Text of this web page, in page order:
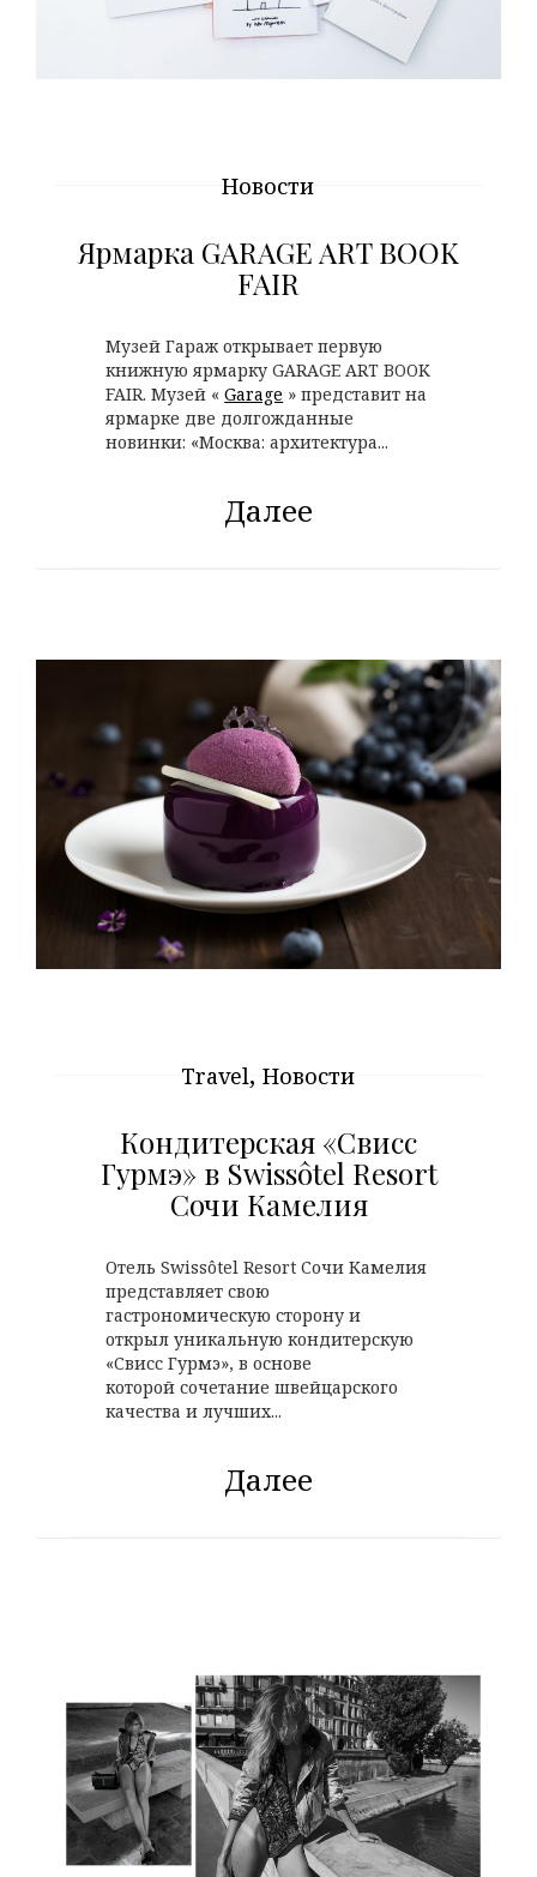
Новости
Ярмарка GARAGE ART BOOK
FAIR
Музей Гараж открывает первую
книжную ярмарку GARAGE ART BOOK
FAIR. Музей «Garage » представит на
ярмарке две долгожданные
новинки: «Москва: архитектура...
Далее
Travel, Новости
Кондитерская «Свисс
Гурмэ» в Swissôtel Resort
Сочи Камелия
Отель Swissôtel Resort Сочи Камелия
представляет свою
гастрономическую сторону и
открыл уникальную кондитерскую
«Свисс Гурмэ», в основе
которой сочетание швейцарского
качества и лучших...
Далее